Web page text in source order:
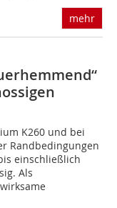
mehr
K260 und bei
Randbedingungen
einschließlich
Als